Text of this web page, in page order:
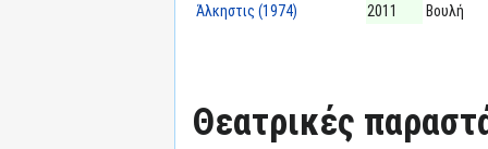
Άλκηστις (1974)
2011 Βουλή
Θεατρικές